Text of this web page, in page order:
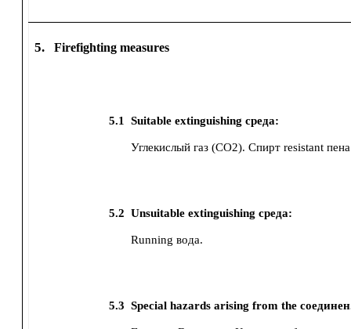
5. Firefighting measures
5.1 Suitable extinguishing среда:
Углекислый газ (CO2). Спирт resistant
5.2 Unsuitable extinguishing среда:
Running вода.
5.3 Special hazards arising from the